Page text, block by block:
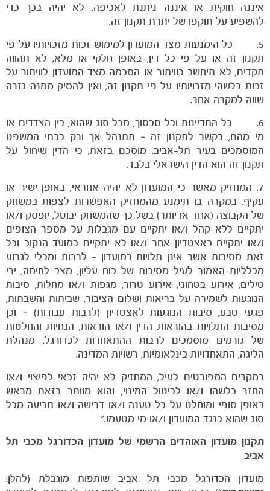
המועדון
איננה חוקית או איננה ניתנת לאכיפה, לא יהיה בכך כדי
להשפיע על תוקפו של יתרת תקנון זה.
5. כל הימנעות מצד המועדון למימוש זכות מזכויותיו על פי
תקנון זה או על פי כל דין, באופן חלקי או מלא, לא תהווה
תקדים, לא תיחשב כוויתור או הסכמה מצד המועדון לוויתור על
זכות כלשהי מזכויותיו על פי תקנון זה, ואין להסיק ממנה גזרה
שווה למקרה אחר.
6. כל התדיינות וכל סכסוך, מכל סוג שהוא, בין הצדדים או
מי מהם, בקשר לתקנון זה – תתנהל אך ורק בבתי המשפט
המוסמכים בעיר תל-אביב. מוסכם בזאת, כי הדין שיחול על
תקנון זה הוא הדין הישראלי בלבד.
7. המחזיק מאשר כי המועדון לא יהיה אחראי, באופן ישיר או
עקיף, במקרה בו תימנע מהמחזיק האפשרות לצפות במשחק
של הקבוצה (אחד או יותר) בשל כך שהמשחק יבוטל, יופסק ו/או
יתקיים ללא קהל ו/או יתקיים עם מגבלות על מספר הצופים
ו/או יתקיים באצטדיון אחר ו/או לא יתקיים במועד הנקוב וכל
זאת מסיבות אשר אינן תלויות במועדון – לרבות ומבלי לגרוע
מכלליות האמור לעיל מסיבות של כוח עליון, מצב לחימה, ירי
טילים, אירוע בטחוני, אירוע טרור, מגפות ו/או מחלות, סיבות
הנוגעות לשמירה על בריאות ושלום הציבור, שביתות והשבתות,
פגעי טבע, סיבות הנוגעות לאצטדיון (לרבות עבודות) – וכן
מסיבות התלויות בהוראות הדין ו/או הוראות, הנחיות והחלטות
של גורמים מוסמכים לרבות ההתאחדות לכדורגל, מנהלת
הליגה, התאחדויות בינלאומיות, רשויות המדינה.
במקרים המפורטים לעיל, המחזיק לא יהיה זכאי לפיצוי ו/או
החזר כלשהו ו/או לביטול המינוי, והוא מוותר בזאת מראש
באופן סופי ומוחלט על כל טענה ו/או דרישה ו/או תביעה מכל
סוג שהוא כנגד המועדון ו/או מי מטעמו."
תקנון מועדון האוהדים הרשמי של מועדון הכדורגל מכבי תל
אביב
מועדון הכדורגל מכבי תל אביב שותפות מוגבלת (להלן: